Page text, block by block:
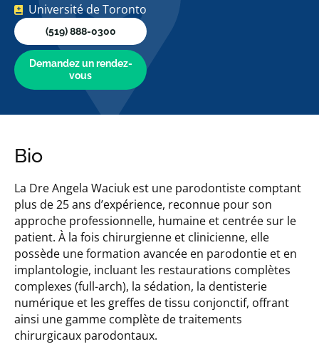
Université de Toronto
(519) 888-0300
Demandez un rendez-
vous
Bio
La Dre Angela Waciuk est une parodontiste comptant
plus de 25 ans d’expérience, reconnue pour son
approche professionnelle, humaine et centrée sur le
patient. À la fois chirurgienne et clinicienne, elle
possède une formation avancée en parodontie et en
implantologie, incluant les restaurations complètes
complexes (full-arch), la sédation, la dentisterie
numérique et les greffes de tissu conjonctif, offrant
ainsi une gamme complète de traitements
chirurgicaux parodontaux.